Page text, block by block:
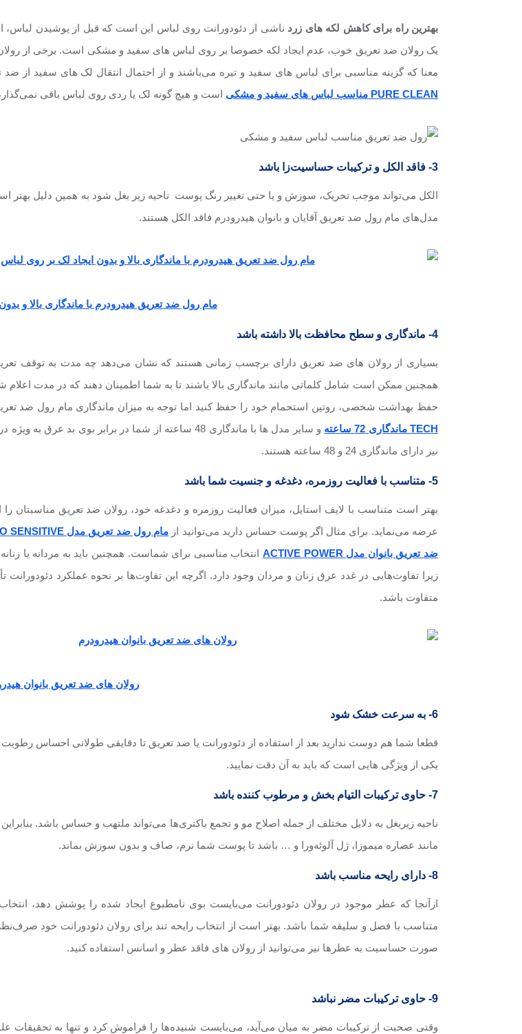
بهترین راه برای کاهش لکه های زرد ناشی از دئودورانت روی لباس این است که قبل از پوشیدن
یک رولان ضد تعریق خوب، عدم ایجاد لکه خصوصا بر روی لباس های سفید و مشکی است. برخی از رولان
معنا که گزینه مناسبی برای لباس های سفید و تیره می‌باشند و از احتمال انتقال لک های سفید از
PURE CLEAN مناسب لباس های سفید و مشکی
است و هیچ گونه لک یا ردی روی لباس باقی
3- فاقد الکل و ترکیبات حساسیت‌زا باشد
الکل می‌تواند موجب تحریک، سوزش و یا حتی تغییر رنگ پوست ناحیه زیر بغل شود به همین دلیل بهتر
مدل‌های مام رول ضد تعریق آقایان و بانوان هیدرودرم فاقد الکل هستند.
مام رول ضد تعریق هیدرودرم با ماندگاری بالا و
4- ماندگاری و سطح محافظت بالا داشته باشد
بسیاری از رولان های ضد تعریق دارای برچسب زمانی هستند که نشان می‌دهد چه مدت به توقف
همچنین ممکن است شامل کلماتی مانند ماندگاری بالا باشند تا به شما اطمینان دهند که در مدت
حفظ بهداشت شخصی، روتین استحمام خود را حفظ کنید اما توجه به میزان ماندگاری مام رول ضد
TECH ماندگاری 72 ساعته
و سایر مدل ها با ماندگاری 48 ساعته از شما در
نیز دارای ماندگاری 24 و 48 ساعته هستند.
5- متناسب با فعالیت روزمره، دغدغه و جنسیت شما باشد
بهتر است متناسب با لایف استایل، میزان فعالیت روزمره و دغدغه خود، رولان ضد تعریق مناسبتان را
عرضه می‌نماید. برای مثال اگر پوست حساس دارید می‌توانید از مام رول ضد تعریق مدل BIO SENSITIVE
ضد تعریق بانوان مدل ACTIVE POWER
انتخاب مناسبی برای شماست. همچنین باید به مردانه یا
زیرا تفاوت‌هایی در غدد عرق زنان و مردان وجود دارد. اگرچه این تفاوت‌ها بر نحوه عملکرد دئودورانت
متفاوت باشد.
رولان های ضد تعریق بانوان
6- به سرعت خشک شود
قطعا شما هم دوست ندارید بعد از استفاده از دئودورانت یا ضد تعریق تا دقایقی طولانی احساس
یکی از ویژگی هایی است که باید به آن دقت نمایید.
7- حاوی ترکیبات التیام بخش و مرطوب کننده باشد
ناحیه زیربغل به دلایل مختلف از جمله اصلاح مو و تجمع باکتری‌ها می‌تواند ملتهب و حساس باشد.
مانند عصاره میموزا، ژل آلوئه‌ورا و … باشد تا پوست شما نرم، صاف و بدون سوزش بماند.
8- دارای رایحه مناسب باشد
ازآنجا که عطر موجود در رولان دئودورانت می‌بایست بوی نامطبوع ایجاد شده را پوشش دهد،
متناسب با فصل و سلیقه شما باشد. بهتر است از انتخاب رایحه تند برای رولان دئودورانت خود
صورت حساسیت به عطرها نیز می‌توانید از رولان های فاقد عطر و اسانس استفاده کنید.
9- حاوی ترکیبات مضر نباشد
وقتی صحبت از ترکیبات مضر به میان می‌آید، می‌بایست شنیده‌ها را فراموش کرد و تنها به تحقیقات